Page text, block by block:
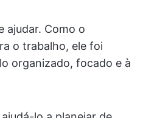
ajudar. Como o
o trabalho, ele foi
organizado, focado e à